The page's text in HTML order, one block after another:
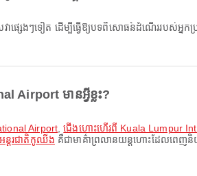
Airport មានអ្វីខ្លះ?
Airport ,ជើងហោះហើរពី Kuala Lumpur
ន្តរជាតិកូឈីង គឺជាមាគ៌ាព្រលានយន្តហោះដែលពេញ